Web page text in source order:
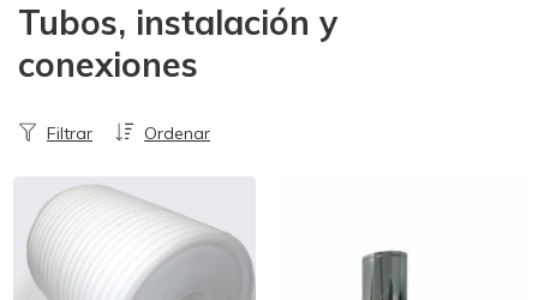
Tubos, instalación y
conexiones
Ordenar
Filtrar